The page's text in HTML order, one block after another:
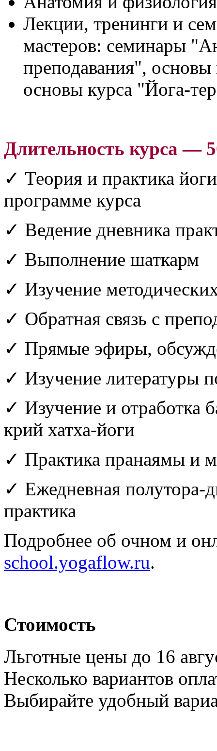
Лекции, тренинги и
мастеров: семинары
преподавания",
основы курса
Длительность курса —
✓ Теория и практика
программе курса
✓ Ведение дневника
✓ Выполнение шаткарм
✓ Изучение
✓ Обратная связь с
✓ Прямые эфиры,
✓ Изучение литературы
✓ Изучение и отработка
крий хатха‑йоги
✓ Практика пранаямы и
✓ Ежедневная полутора-
практика
Подробнее об очном и
school.yogaflow.ru.
Стоимость
Льготные цены до 16
Несколько вариантов
Выбирайте удобный